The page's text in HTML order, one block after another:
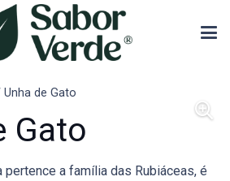
Unha de Gato
Gato
pertence a família das Rubiáceas, é